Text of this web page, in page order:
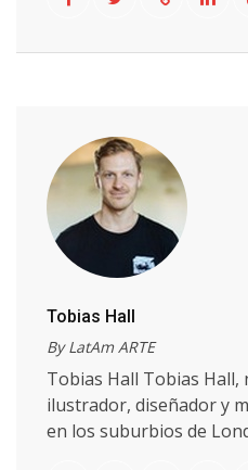
Tobias Hall
By LatAm ARTE
Tobias Hall Tobias Hall,
ilustrador, diseñador y
en los suburbios de